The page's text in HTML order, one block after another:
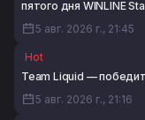
пятого дня WINLINE
5 авг. 2026 г., 21:45
Hot
Team Liquid —
5 авг. 2026 г., 21:16